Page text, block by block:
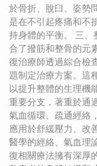
於骨折、脫臼、姿勢
是在不引起疼痛和不
持身體的平衡。 三
合了撥筋和整骨的元
復治療師透過綜合檢
題制定治療方案。這
以提升整體的生理機
重要分支，著重於通
氣血循環、疏通經絡
應用於舒緩壓力、改
醫學的經絡、氣血理
復相關療法擁有深厚